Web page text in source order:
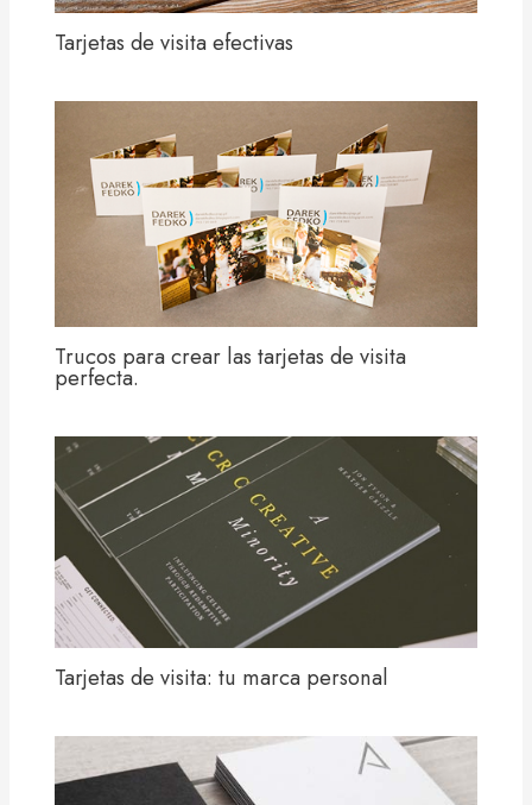
Tarjetas de visita efectivas
Trucos para crear las tarjetas de visita
perfecta.
Tarjetas de visita: tu marca personal